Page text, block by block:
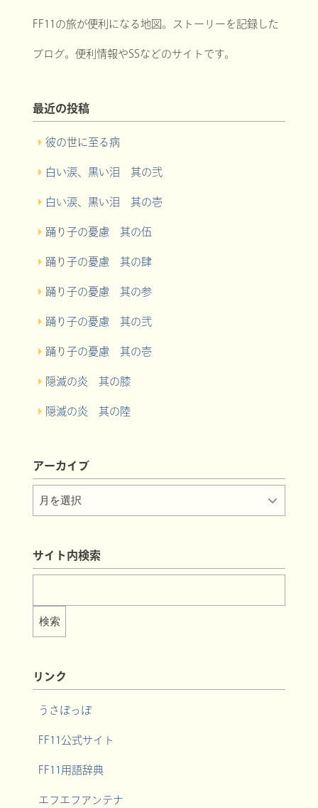
FF11の旅が便利になる地図。ストーリーを記録した
ブログ。便利情報やSSなどのサイトです。
最近の投稿
彼の世に至る病
白い涙、黒い泪 其の弐
白い涙、黒い泪 其の壱
踊り子の憂慮 其の伍
踊り子の憂慮 其の肆
踊り子の憂慮 其の参
踊り子の憂慮 其の弐
踊り子の憂慮 其の壱
隠滅の炎 其の膝
隠滅の炎 其の陸
アーカイブ
サイト内検索
リンク
うさぽっぽ
FF11公式サイト
FF11用語辞典
エフエフアンテナ